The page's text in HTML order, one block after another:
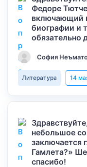
Федоре
включающий
биографии и
обязательно
София
Литература 14
небольшое
заключается
Гамлета?»
спасибо!